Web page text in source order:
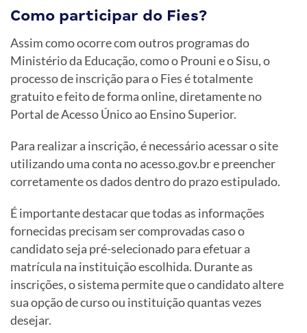
Como participar do Fies?
Assim como ocorre com outros programas do
Ministério da Educação, como o Prouni e o Sisu, o
processo de inscrição para o Fies é totalmente
gratuito e feito de forma online, diretamente no
Portal de Acesso Único ao Ensino Superior.
Para realizar a inscrição, é necessário acessar o site
utilizando uma conta no acesso.gov.br e preencher
corretamente os dados dentro do prazo estipulado.
É importante destacar que todas as informações
fornecidas precisam ser comprovadas caso o
candidato seja pré-selecionado para efetuar a
matrícula na instituição escolhida. Durante as
inscrições, o sistema permite que o candidato altere
sua opção de curso ou instituição quantas vezes
desejar.